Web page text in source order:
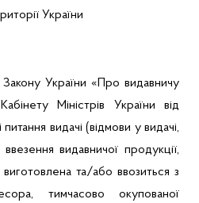
України
Закону України «Про видавничу
Міністрів України від
питання видачі (відмови у видачі,
видавничої продукції,
та/або ввозиться з
тимчасово окупованої